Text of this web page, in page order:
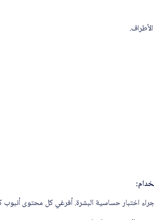
اختبار حساسية البشرة. أفرغي كل محتوى أنبوب